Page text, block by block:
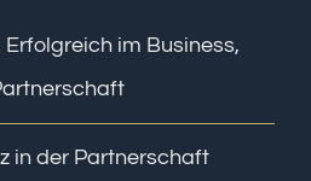
im Business,
in der Partnerschaft